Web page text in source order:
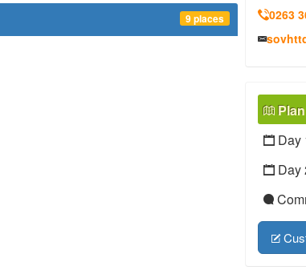
9 places
0263
Day
Day